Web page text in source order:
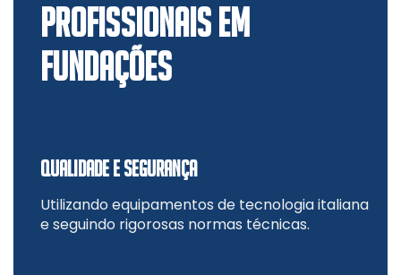
PROFISSIONAIS EM
FUNDAÇÕES
QUALIDADE E SEGURANÇA
Utilizando equipamentos de tecnologia italiana
e seguindo rigorosas normas técnicas.